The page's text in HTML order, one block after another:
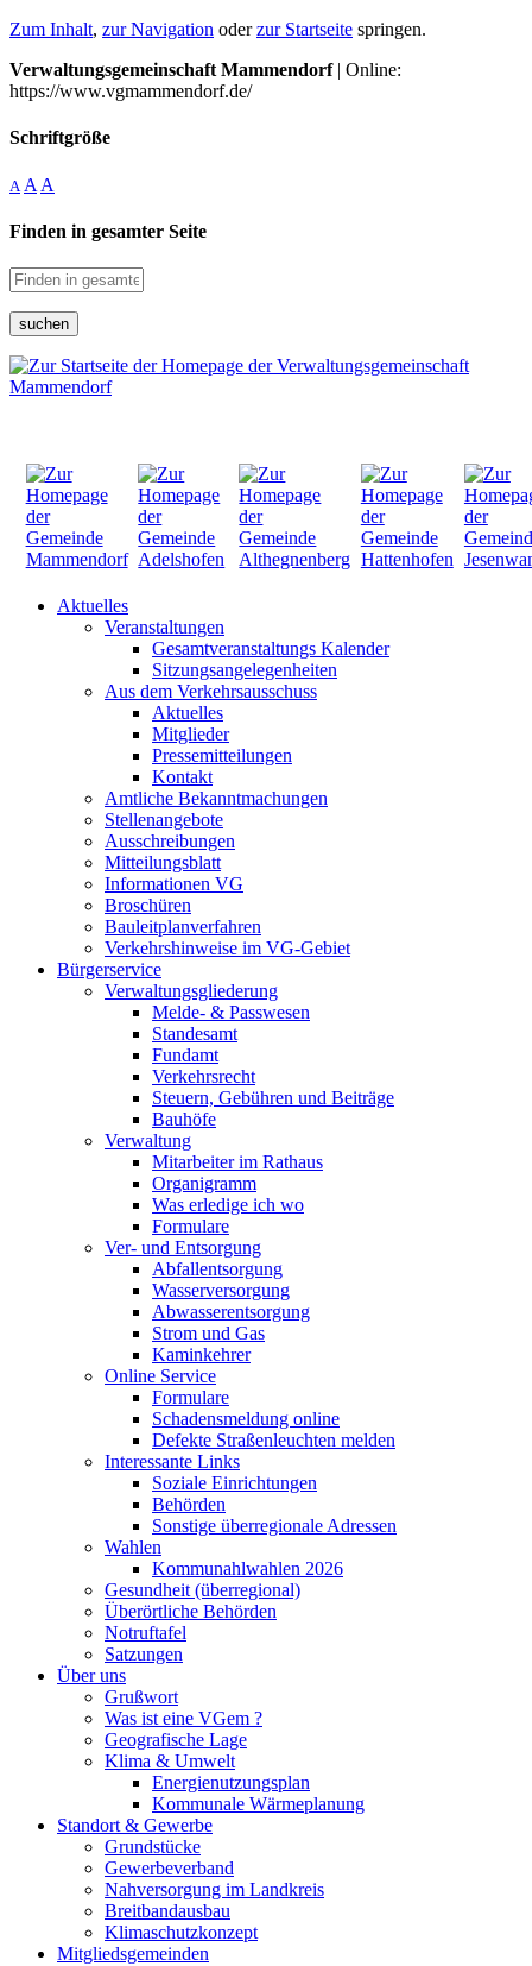
Zum Inhalt, zur Navigation oderzur Startseite springen.
Verwaltungsgemeinschaft Mammendorf| Online:
https://www.vgmammendorf.de/
Schriftgröße
A A A
Finden in gesamter Seite
suchen
Aktuelles
Veranstaltungen
Gesamtveranstaltungs Kalender
Sitzungsangelegenheiten
Aus dem Verkehrsausschuss
Aktuelles
Mitglieder
Pressemitteilungen
Kontakt
Amtliche Bekanntmachungen
Stellenangebote
Ausschreibungen
Mitteilungsblatt
Informationen VG
Broschüren
Bauleitplanverfahren
Verkehrshinweise im VG-Gebiet
Bürgerservice
Verwaltungsgliederung
Melde- & Passwesen
Standesamt
Fundamt
Verkehrsrecht
Steuern, Gebühren und Beiträge
Bauhöfe
Verwaltung
Mitarbeiter im Rathaus
Organigramm
Was erledige ich wo
Formulare
Ver- und Entsorgung
Abfallentsorgung
Wasserversorgung
Abwasserentsorgung
Strom und Gas
Kaminkehrer
Online Service
Formulare
Schadensmeldung online
Defekte Straßenleuchten melden
Interessante Links
Soziale Einrichtungen
Behörden
Sonstige überregionale Adressen
Wahlen
Kommunahlwahlen 2026
Gesundheit (überregional)
Überörtliche Behörden
Notruftafel
Satzungen
Über uns
Grußwort
Was ist eine VGem ?
Geografische Lage
Klima & Umwelt
Energienutzungsplan
Kommunale Wärmeplanung
Standort & Gewerbe
Grundstücke
Gewerbeverband
Nahversorgung im Landkreis
Breitbandausbau
Klimaschutzkonzept
Mitgliedsgemeinden